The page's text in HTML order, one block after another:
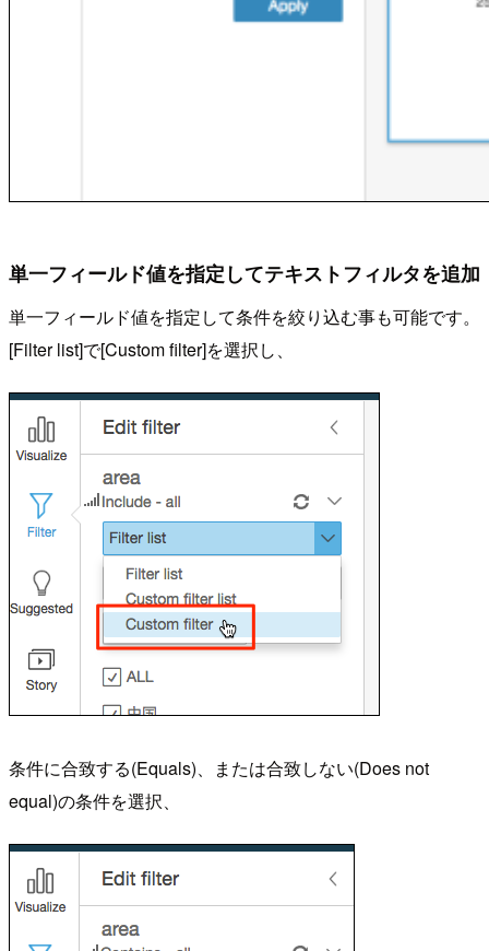
単一フィールド値を指定してテキストフィルタを追加
単一フィールド値を指定して条件を絞り込む事も可能です。
[Filter list]で[Custom filter]を選択し、
条件に合致する(Equals)、または合致しない(Does not
equal)の条件を選択、